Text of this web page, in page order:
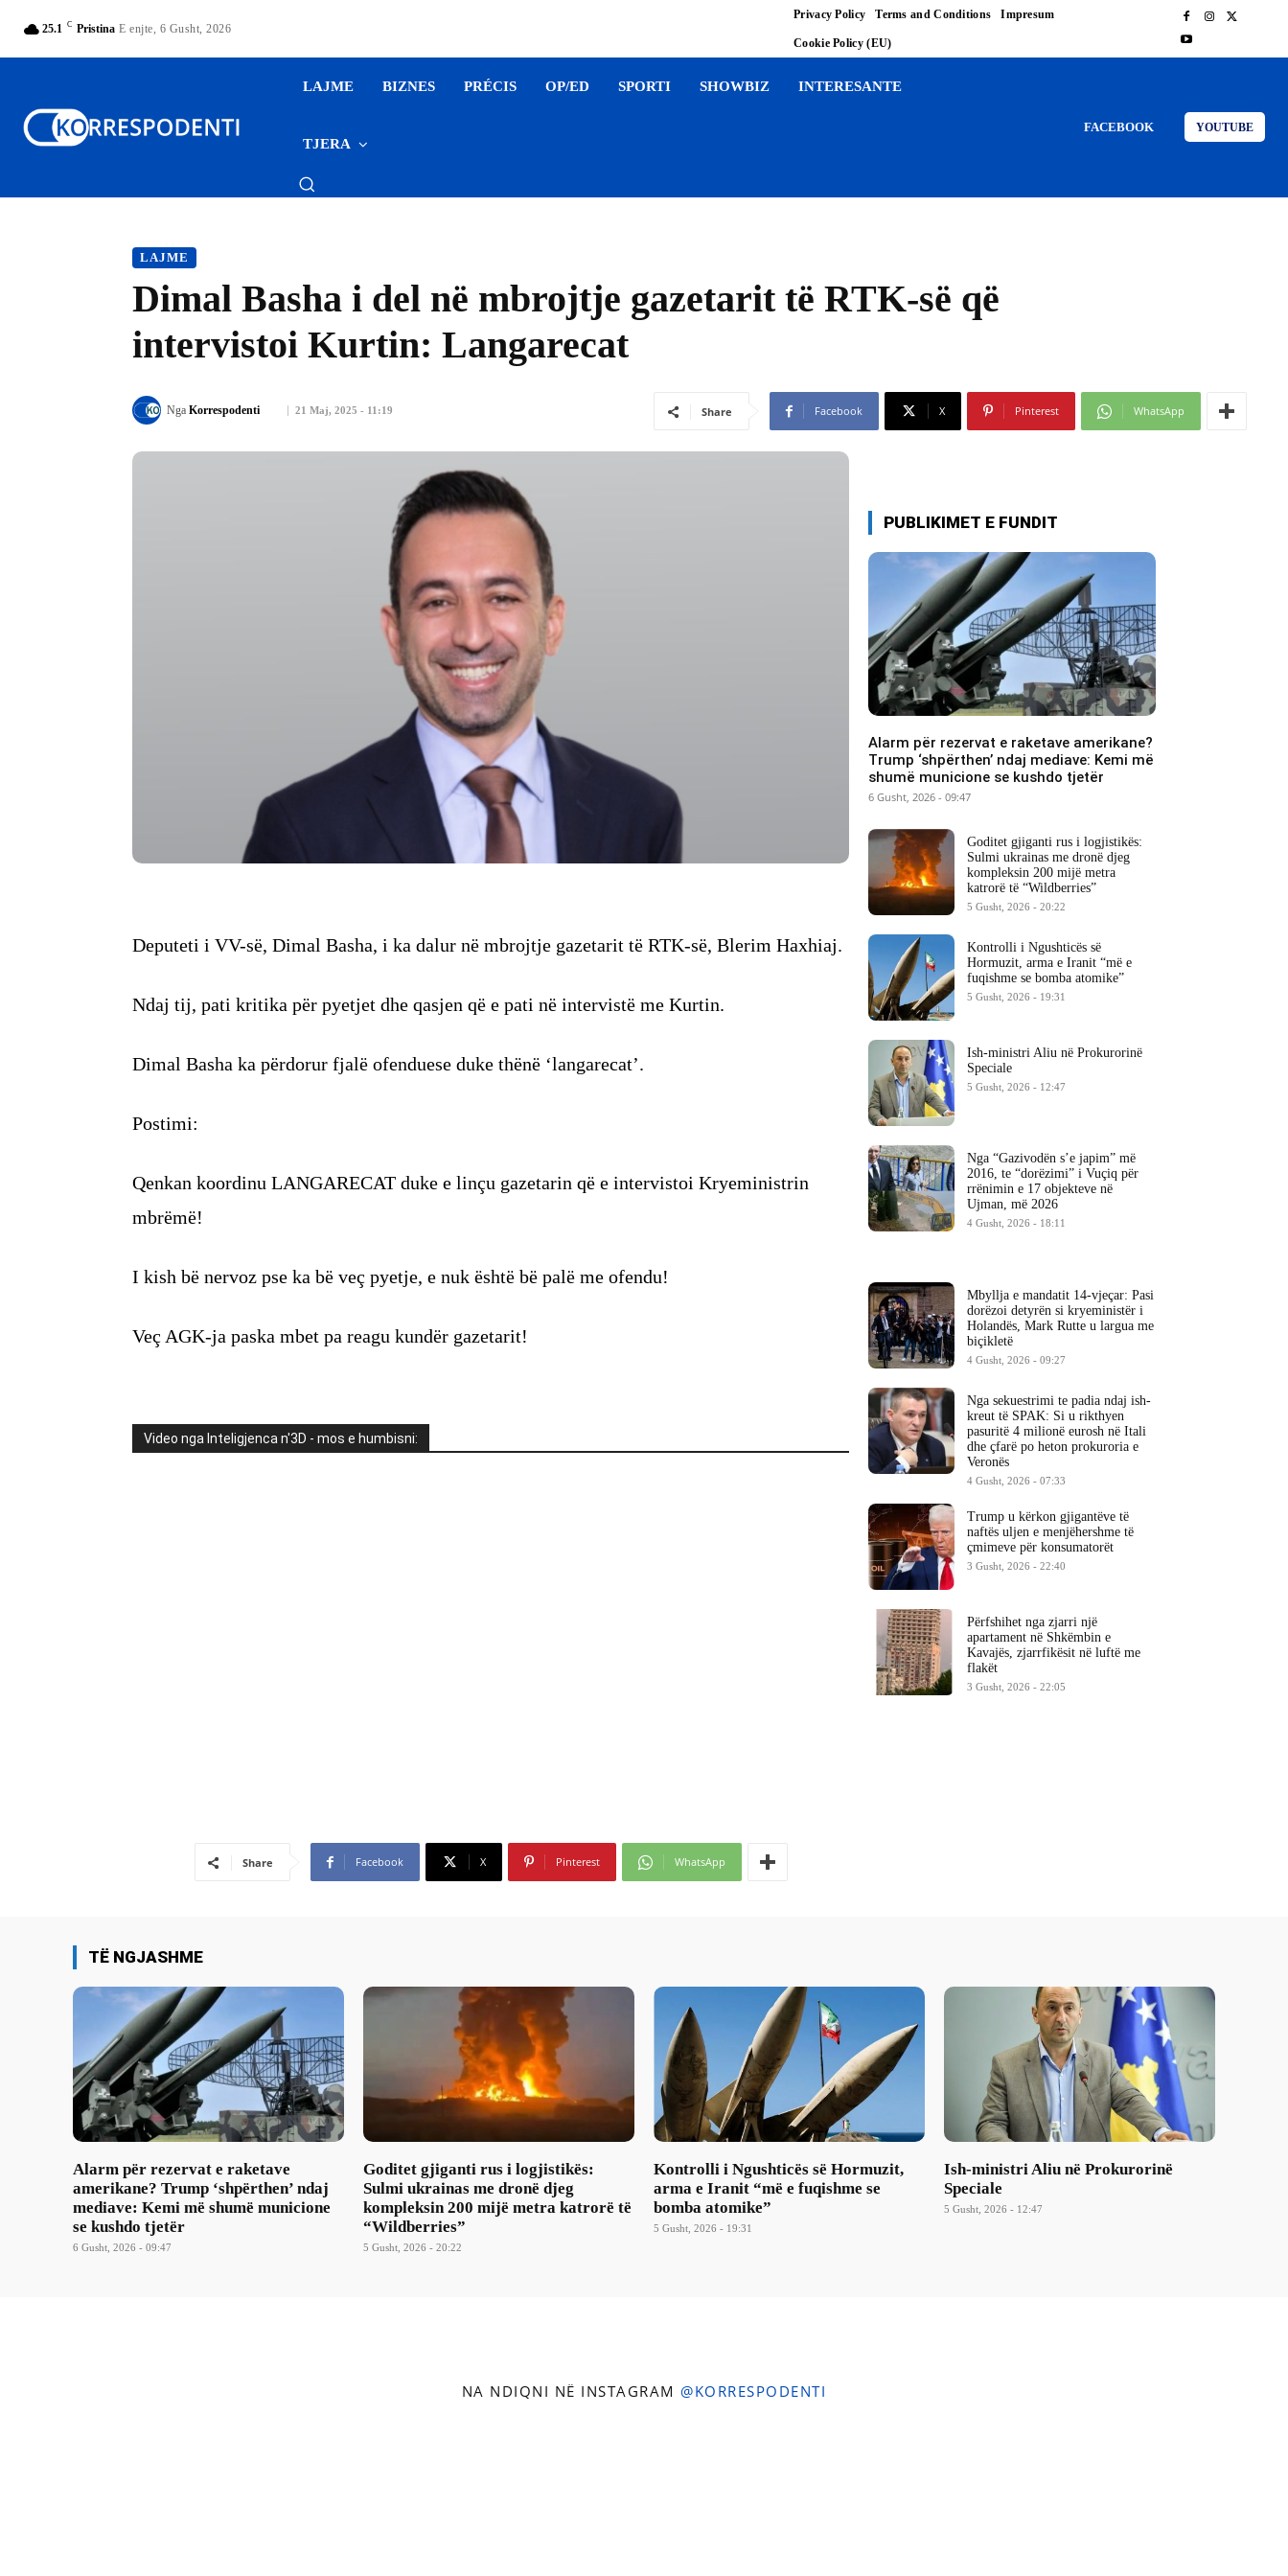
25.1 C Pristina E enjte, 6 Gusht, 2026
Privacy Policy Terms and Conditions Impresum
Cookie Policy (EU)
LAJME BIZNES PRÉCIS OP/ED SPORTI SHOWBIZ INTERESANTE
TJERA
FACEBOOK YOUTUBE
LAJME
Dimal Basha i del në mbrojtje gazetarit të RTK-së që
intervistoi Kurtin: Langarecat
21 Maj, 2025 - 11:19
Nga Korrespodenti Share Facebook X Pinterest WhatsApp
Deputeti i VV-së, Dimal Basha, i ka dalur në mbrojtje gazetarit të RTK-së, Blerim Haxhiaj.
Ndaj tij, pati kritika për pyetjet dhe qasjen që e pati në intervistë me Kurtin.
Dimal Basha ka përdorur fjalë ofenduese duke thënë ‘langarecat’.
Postimi:
Qenkan koordinu LANGARECAT duke e linçu gazetarin që e intervistoi Kryeministrin
mbrëmë!
I kish bë nervoz pse ka bë veç pyetje, e nuk është bë palë me ofendu!
Veç AGK-ja paska mbet pa reagu kundër gazetarit!
Video nga Inteligjenca n'3D - mos e humbisni:
Share Facebook X Pinterest WhatsApp
PUBLIKIMET E FUNDIT
Alarm për rezervat e raketave amerikane?
Trump ‘shpërthen’ ndaj mediave: Kemi më
shumë municione se kushdo tjetër
6 Gusht, 2026 - 09:47
Goditet gjiganti rus i logjistikës:
Sulmi ukrainas me dronë djeg
kompleksin 200 mijë metra
katrorë të “Wildberries”
5 Gusht, 2026 - 20:22
Kontrolli i Ngushticës së
Hormuzit, arma e Iranit “më e
fuqishme se bomba atomike”
5 Gusht, 2026 - 19:31
Ish-ministri ​Aliu në Prokurorinë
Speciale
5 Gusht, 2026 - 12:47
Nga “Gazivodën s’e japim” më
2016, te “dorëzimi” i Vuçiq për
rrënimin e 17 objekteve në
Ujman, më 2026
4 Gusht, 2026 - 18:11
Mbyllja e mandatit 14-vjeçar: Pasi
dorëzoi detyrën si kryeministër i
Holandës, Mark Rutte u largua me
biçikletë
4 Gusht, 2026 - 09:27
Nga sekuestrimi te padia ndaj ish-
kreut të SPAK: Si u rikthyen
pasuritë 4 milionë eurosh në Itali
dhe çfarë po heton prokuroria e
Veronës
4 Gusht, 2026 - 07:33
Trump u kërkon gjigantëve të
naftës uljen e menjëhershme të
çmimeve për konsumatorët
3 Gusht, 2026 - 22:40
Përfshihet nga zjarri një
apartament në Shkëmbin e
Kavajës, zjarrfikësit në luftë me
flakët
3 Gusht, 2026 - 22:05
TË NGJASHME
Alarm për rezervat e raketave
amerikane? Trump ‘shpërthen’ ndaj
mediave: Kemi më shumë municione
se kushdo tjetër
6 Gusht, 2026 - 09:47
Goditet gjiganti rus i logjistikës:
Sulmi ukrainas me dronë djeg
kompleksin 200 mijë metra katrorë të
“Wildberries”
5 Gusht, 2026 - 20:22
Kontrolli i Ngushticës së Hormuzit,
arma e Iranit “më e fuqishme se
bomba atomike”
5 Gusht, 2026 - 19:31
Ish-ministri ​Aliu në Prokurorinë
Speciale
5 Gusht, 2026 - 12:47
NA NDIQNI NË INSTAGRAM @KORRESPODENTI